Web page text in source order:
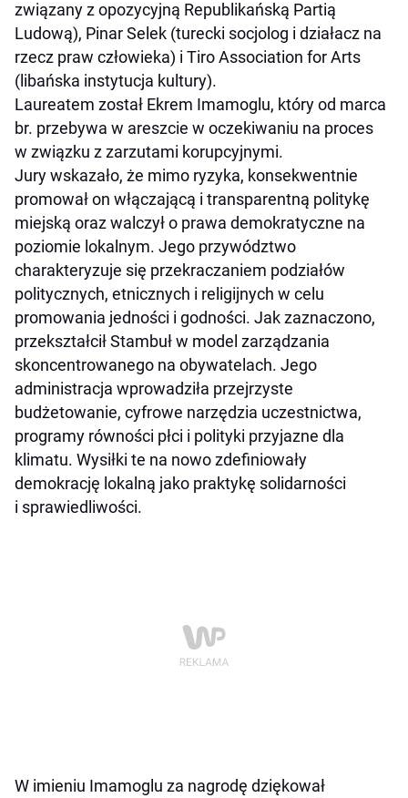
związany z opozycyjną Republikańską Partią
Ludową), Pinar Selek (turecki socjolog i działacz na
rzecz praw człowieka) i Tiro Association for Arts
(libańska instytucja kultury).
Laureatem został Ekrem Imamoglu, który od marca
br. przebywa w areszcie w oczekiwaniu na proces
w związku z zarzutami korupcyjnymi.
Jury wskazało, że mimo ryzyka, konsekwentnie
promował on włączającą i transparentną politykę
miejską oraz walczył o prawa demokratyczne na
poziomie lokalnym. Jego przywództwo
charakteryzuje się przekraczaniem podziałów
politycznych, etnicznych i religijnych w celu
promowania jedności i godności. Jak zaznaczono,
przekształcił Stambuł w model zarządzania
skoncentrowanego na obywatelach. Jego
administracja wprowadziła przejrzyste
budżetowanie, cyfrowe narzędzia uczestnictwa,
programy równości płci i polityki przyjazne dla
klimatu. Wysiłki te na nowo zdefiniowały
demokrację lokalną jako praktykę solidarności
i sprawiedliwości.
W imieniu Imamoglu za nagrodę dziękował